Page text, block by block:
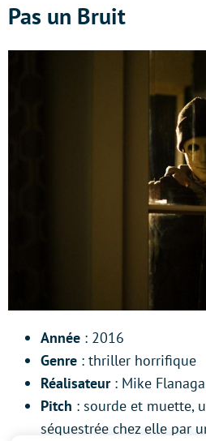
Pas un Bruit
Année : 2016
Genre : thriller horrifique
Réalisateur: Mike
Pitch : sourde et muette,
séquestrée chez elle par